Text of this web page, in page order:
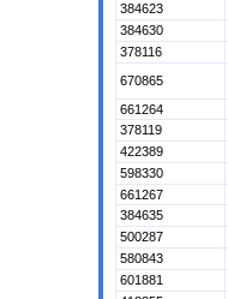
384623
384630
378116
670865
661264
378119
422389
598330
661267
384635
500287
580843
601881